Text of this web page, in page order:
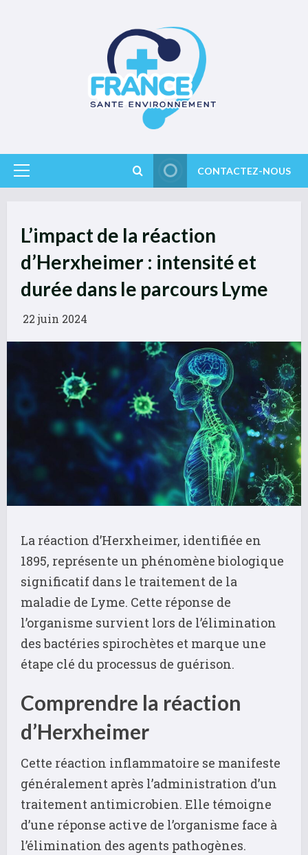
Primary
CONTACTEZ-NOUS
L’impact de la réaction
d’Herxheimer : intensité et
durée dans le parcours Lyme
22 juin 2024
La réaction d’Herxheimer, identifiée en
1895, représente un phénomène biologique
significatif dans le traitement de la
maladie de Lyme. Cette réponse de
l’organisme survient lors de l’élimination
des bactéries spirochètes et marque une
étape clé du processus de guérison.
Comprendre la réaction
d’Herxheimer
Cette réaction inflammatoire se manifeste
généralement après l’administration d’un
traitement antimicrobien. Elle témoigne
d’une réponse active de l’organisme face à
l’élimination des agents pathogènes.